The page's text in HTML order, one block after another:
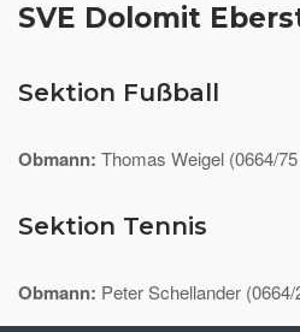
SVE Dolomit
Sektion Fußball
Obmann: Thomas Weigel (0664/
Sektion Tennis
Obmann: Peter Schellander